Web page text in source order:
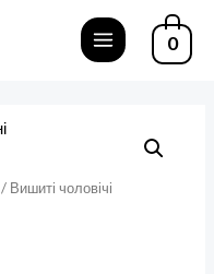
MAIN
0
/ Вишиті чоловічі